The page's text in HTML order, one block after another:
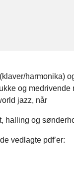
harmonika)
og medrivende
jazz, når
halling og
vedlagte pdf’er: